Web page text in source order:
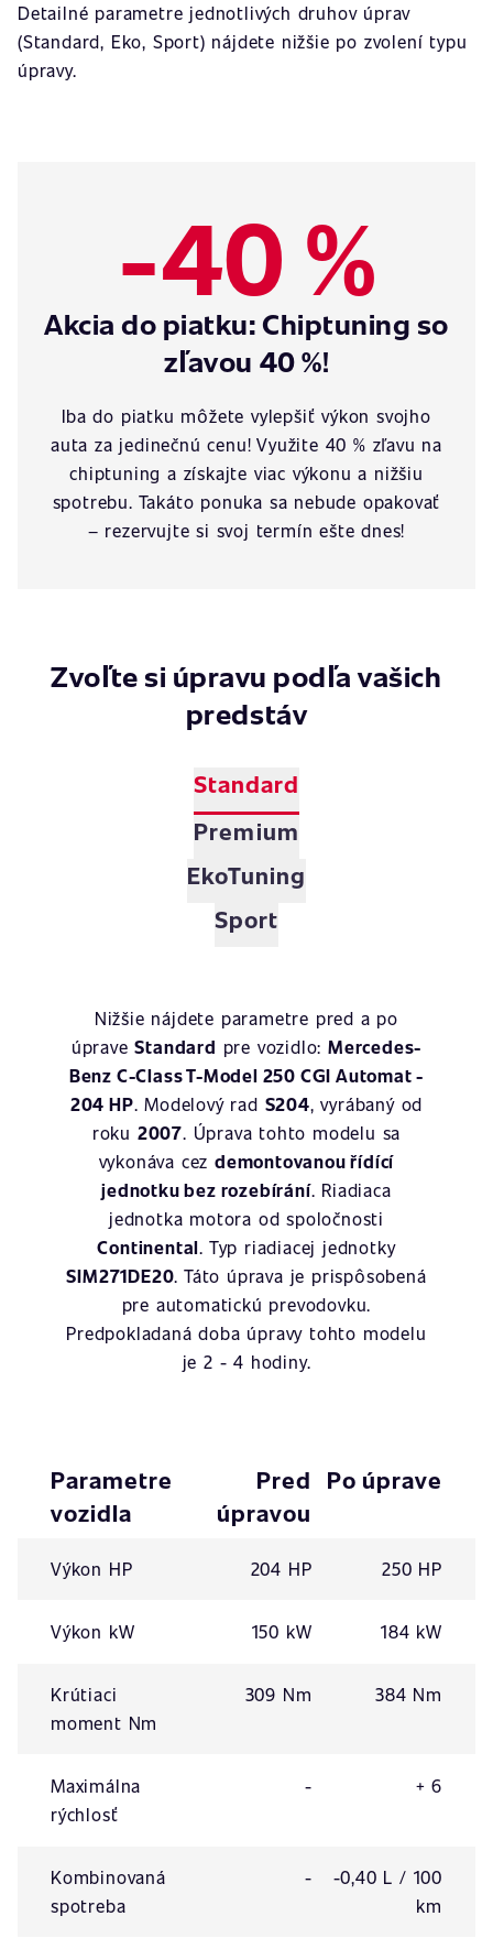
Detailné parametre jednotlivých druhov úprav
(Standard, Eko, Sport) nájdete nižšie po zvolení typu
úpravy.
-40 %
Akcia do piatku: Chiptuning so
zľavou 40 %!
Iba do piatku môžete vylepšiť výkon svojho
auta za jedinečnú cenu! Využite 40 % zľavu na
chiptuning a získajte viac výkonu a nižšiu
spotrebu. Takáto ponuka sa nebude opakovať
– rezervujte si svoj termín ešte dnes!
Zvoľte si úpravu podľa vašich
predstáv
Standard
Premium
EkoTuning
Sport
Nižšie nájdete parametre pred a po
úpraveStandard pre vozidlo: Mercedes-
Benz C-Class T-Model 250 CGI Automat -
204 HP. Modelový rad S204, vyrábaný od
roku 2007. Úprava tohto modelu sa
vykonáva cezdemontovanou řídící
jednotku bez rozebírání. Riadiaca
jednotka motora od spoločnosti
Continental. Typ riadiacej jednotky
SIM271DE20. Táto úprava je prispôsobená
pre automatickú prevodovku.
Predpokladaná doba úpravy tohto modelu
je 2 - 4 hodiny.
Parametre
vozidla
Pred
úpravou
Po úprave
Výkon HP 204 HP 250 HP
Výkon kW 150 kW 184 kW
Krútiaci
moment Nm
309 Nm 384 Nm
Maximálna
rýchlosť
- + 6
Kombinovaná
spotreba
-
-0,40 L / 100
km